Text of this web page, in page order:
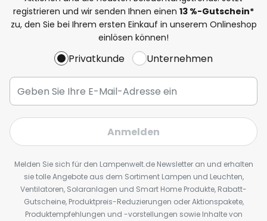
registrieren und wir senden Ihnen einen 13 %-Gutschein*
zu, den Sie bei Ihrem ersten Einkauf in unserem Onlineshop
einlösen können!
Privatkunde Unternehmen
Anmelden
Melden Sie sich für den Lampenwelt.de Newsletter an und erhalten
sie tolle Angebote aus dem Sortiment Lampen und Leuchten,
Ventilatoren, Solaranlagen und Smart Home Produkte, Rabatt-
Gutscheine, Produktpreis-Reduzierungen oder Aktionspakete,
Produktempfehlungen und -vorstellungen sowie Inhalte von